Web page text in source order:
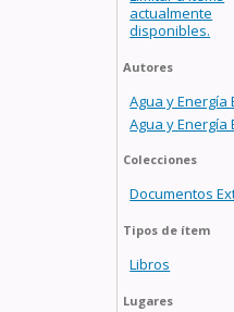
actualmente
disponibles.
Autores
Agua y Energía
Agua y Energía
Colecciones
Documentos
Tipos de ítem
Libros
Lugares